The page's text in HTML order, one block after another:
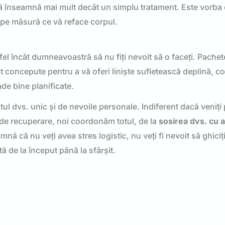
mai mult decât un simplu tratament. Este vorba
măsură ce vă reface corpul.
încât dumneavoastră să nu fiți nevoit să o faceți.
concepute pentru a vă oferi liniște sufletească deplină,
bine planificate.
dvs. unic și de nevoile personale. Indiferent dacă veniți
recuperare, noi coordonăm totul, de la sosirea dvs. cu
că nu veți avea stres logistic, nu veți fi nevoit să
de la început până la sfârșit.